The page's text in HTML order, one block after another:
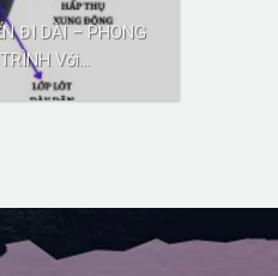
ĐI DÀI – PHONG
Với...